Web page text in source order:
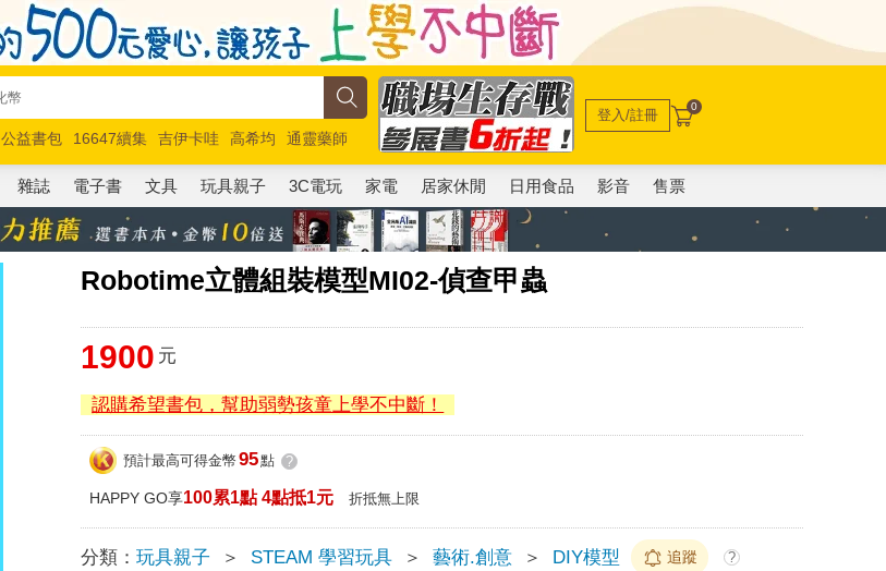
公益書包 16647續集 吉伊卡哇 高希均
通靈藥師
馬斯克 玩具總動員5 超慢跑
登入/註冊 0
雜誌 電子書 文具 玩具親子 3C電玩 家電 居家休閒 日用食品 影音 售票
Robotime立體組裝模型MI02-偵查甲蟲
1900 元
認購希望書包，幫助弱勢孩童上學不中斷！
預計最高可得金幣 95點 ?
HAPPY GO享100累1點 4點抵1元 折抵無上限
分類：玩具親子 ＞ STEAM 學習玩具 ＞ 藝術.創意 ＞ DIY模型 追蹤 ?